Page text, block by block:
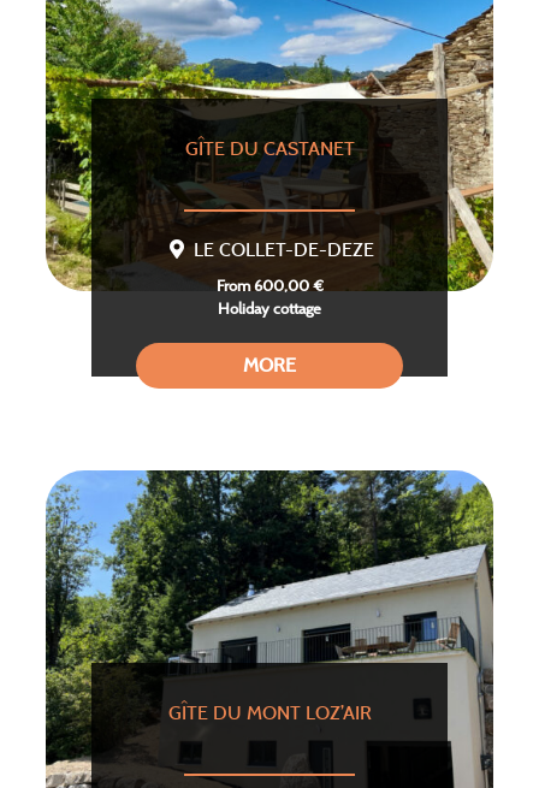
GÎTE DU CASTANET
LE COLLET-DE-DEZE
From 600,00 €
Holiday cottage
MORE
GÎTE DU MONT LOZ’AIR